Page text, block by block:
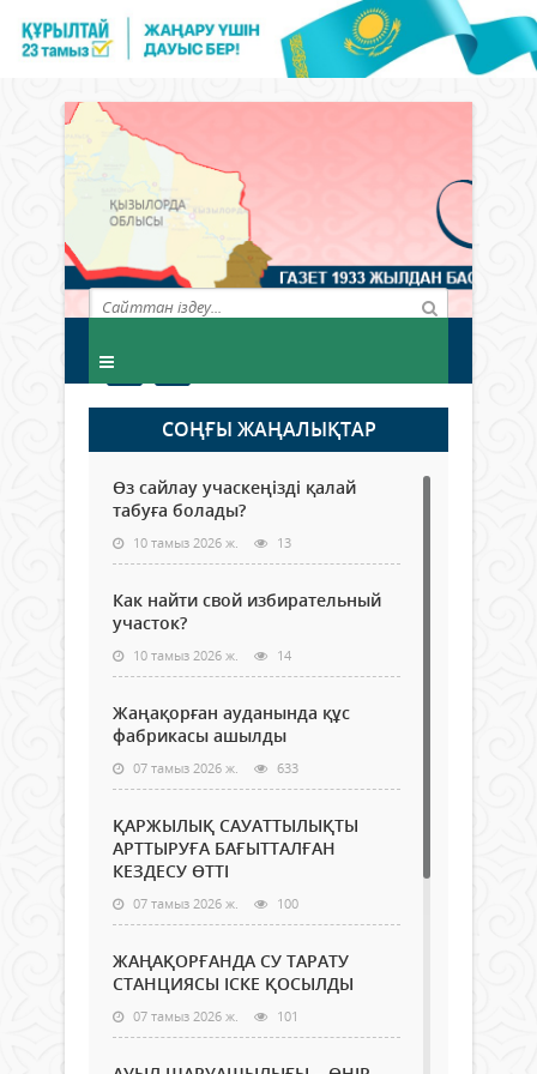
СОҢҒЫ ЖАҢАЛЫҚТАР
Өз сайлау учаскеңізді қалай
табуға болады?
10 тамыз 2026 ж. 13
Как найти свой избирательный
участок?
10 тамыз 2026 ж. 14
Жаңақорған ауданында құс
фабрикасы ашылды
07 тамыз 2026 ж. 633
ҚАРЖЫЛЫҚ САУАТТЫЛЫҚТЫ
АРТТЫРУҒА БАҒЫТТАЛҒАН
КЕЗДЕСУ ӨТТІ
07 тамыз 2026 ж. 100
ЖАҢАҚОРҒАНДА СУ ТАРАТУ
СТАНЦИЯСЫ ІСКЕ ҚОСЫЛДЫ
07 тамыз 2026 ж. 101